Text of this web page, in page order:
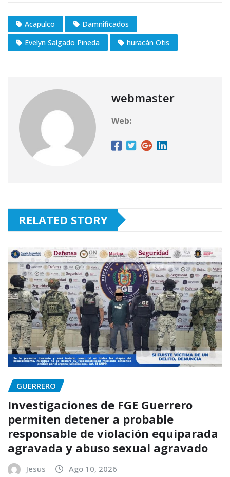
Acapulco
Damnificados
Evelyn Salgado Pineda
huracán Otis
webmaster
Web:
RELATED STORY
GUERRERO
Investigaciones de FGE Guerrero
permiten detener a probable
responsable de violación equiparada
agravada y abuso sexual agravado
Jesus Ago 10, 2026